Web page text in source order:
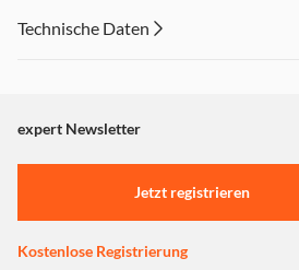
Technische Daten
expert Newsletter
Jetzt registrieren
Kostenlose Registrierung